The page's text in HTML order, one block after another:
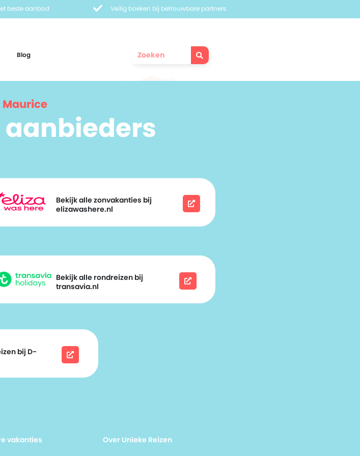
beste aanbod Veilig boeken bij betrouwbare partners
Blog
Maurice
Bekijk alle zonvakanties bij
elizawashere.nl
Bekijk alle rondreizen bij
transavia.nl
bij D-
vakanties Over Unieke Reizen